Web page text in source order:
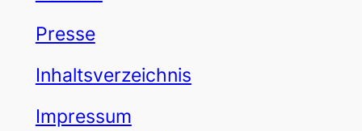
Presse
Inhaltsverzeichnis
Impressum